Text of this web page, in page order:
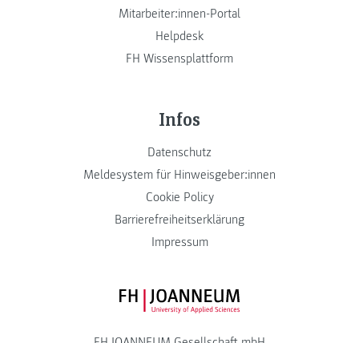
Mitarbeiter:innen-Portal
Helpdesk
FH Wissensplattform
Infos
Datenschutz
Meldesystem für Hinweisgeber:innen
Cookie Policy
Barrierefreiheitserklärung
Impressum
FH JOANNEUM Logo